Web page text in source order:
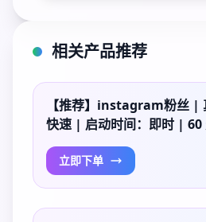
相关产品推荐
【推荐】instagram粉丝 |
快速 | 启动时间：即时 | 60
立即下单